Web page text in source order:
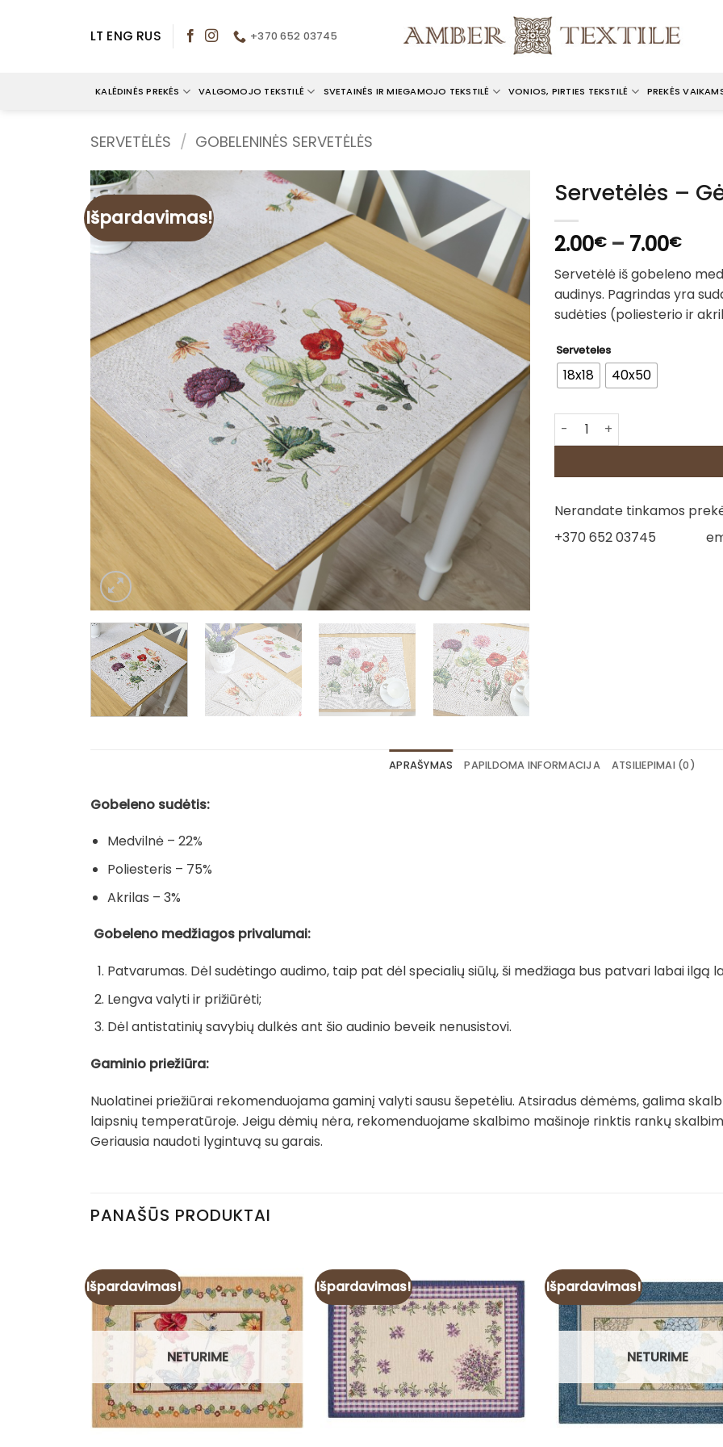
LT ENG RUS +370 652 03745
KALĖDINĖS PREKĖS VALGOMOJO TEKSTILĖ SVETAINĖS IR MIEGAMOJO TEKSTILĖ VONIOS, PIRTIES TEKSTILĖ PREKĖS
SERVETĖLĖS / GOBELENINĖS SERVETĖLĖS
Išpardavimas!
Servetėlės –
2.00€ – 7.00€
Servetėlė iš gobeleno
audinys. Pagrindas yra
sudėties (poliesterio ir
Serveteles
18x18 40x50
produkto kiekis: Servetėlės
Nerandate tinkamos
+370 652 03745
APRAŠYMAS PAPILDOMA INFORMACIJA ATSILIEPIMAI (0)
Gobeleno sudėtis:
Medvilnė – 22%
Poliesteris – 75%
Akrilas – 3%
Gobeleno medžiagos privalumai:
Patvarumas. Dėl sudėtingo audimo, taip pat dėl specialių siūlų, ši medžiaga bus patvari labai ilgą
Lengva valyti ir prižiūrėti;
Dėl antistatinių savybių dulkės ant šio audinio beveik nenusistovi.
Gaminio priežiūra:
Nuolatinei priežiūrai rekomenduojama gaminį valyti sausu šepetėliu. Atsiradus dėmėms, galima
laipsnių temperatūroje. Jeigu dėmių nėra, rekomenduojame skalbimo mašinoje rinktis rankų
Geriausia naudoti lygintuvą su garais.
PANAŠŪS PRODUKTAI
Išpardavimas!
NETURIME
Išpardavimas! Išpardavimas!
NETURIME